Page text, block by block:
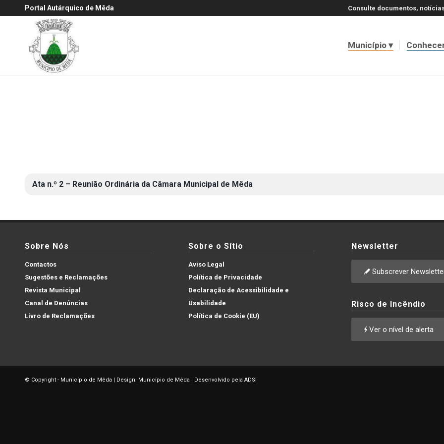
Portal Autárquico de Mêda Consulte documentos,
Município
Ata n.º 2 – Reunião Ordinária da Câmara Municipal de Mêda
Sobre Nós
Contactos
Sugestões e Reclamações
Revista Municipal
Canal de Denúncias
Livro de Reclamações
Sobre o Sítio
Aviso Legal
Política de Privacidade
Declaração de Acessibilidade e
Usabilidade
Política de Cookie (EU)
Newsletter
Subscrever
Risco de Incêndio
Ver o nível de alerta
© Copyright - Município de Mêda | Design: Município de Mêda | Desenvolvido pela ADSI